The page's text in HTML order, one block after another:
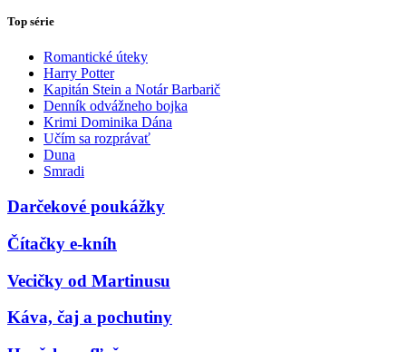
Top série
Romantické úteky
Harry Potter
Kapitán Stein a Notár Barbarič
Denník odvážneho bojka
Krimi Dominika Dána
Učím sa rozprávať
Duna
Smradi
Darčekové poukážky
Čítačky e-kníh
Vecičky od Martinusu
Káva, čaj a pochutiny